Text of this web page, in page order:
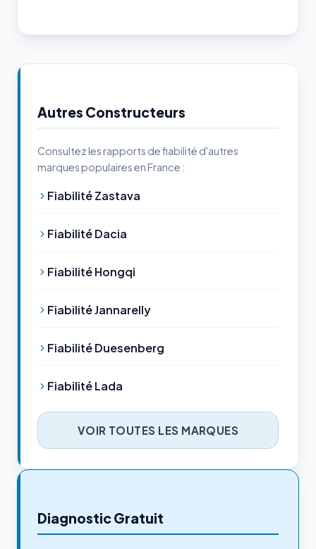
Autres Constructeurs
Consultez les rapports de fiabilité d'autres
marques populaires en France :
Fiabilité Zastava
Fiabilité Dacia
Fiabilité Hongqi
Fiabilité Jannarelly
Fiabilité Duesenberg
Fiabilité Lada
VOIR TOUTES LES MARQUES
Diagnostic Gratuit